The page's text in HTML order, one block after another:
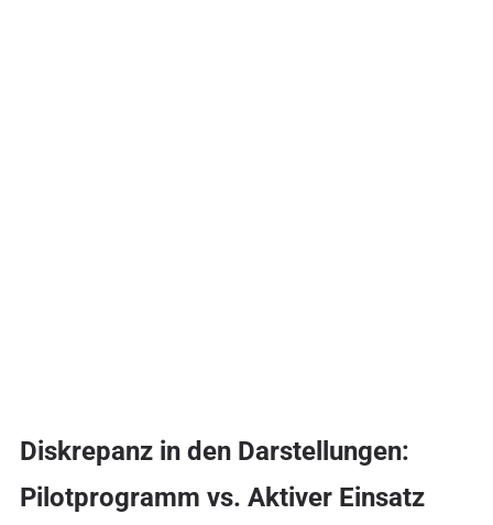
Diskrepanz in den Darstellungen:
Pilotprogramm vs. Aktiver Einsatz